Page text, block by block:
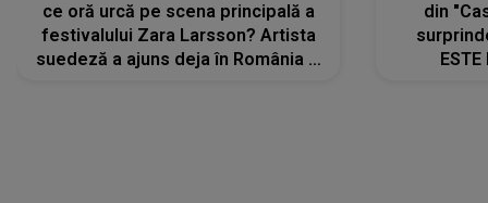
ce oră urcă pe scena principală a
festivalului Zara Larsson? Artista
suedeză a ajuns deja în România și
din